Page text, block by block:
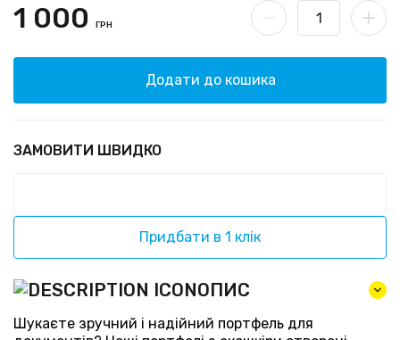
1 000 ГРН
Додати до кошика
ЗАМОВИТИ ШВИДКО
Придбати в 1 клік
ОПИС
Шукаєте зручний і надійний портфель для